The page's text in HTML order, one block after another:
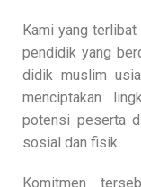
Kami yang terlibat
pendidik yang
didik muslim
menciptakan
potensi peserta
sosial dan fisik.
Komitmen